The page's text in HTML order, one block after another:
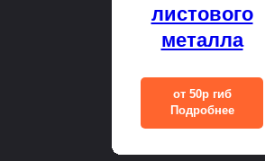
листового
металла
от 50р гиб
Подробнее